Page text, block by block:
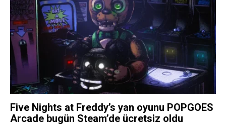
Five Nights at Freddy’s yan oyunu POPGOES
Arcade bugün Steam’de ücretsiz oldu